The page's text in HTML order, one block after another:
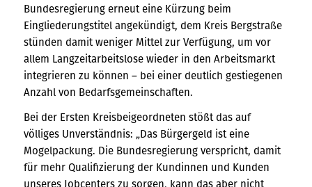
Bundesregierung erneut eine Kürzung beim
Eingliederungstitel angekündigt, dem Kreis Bergstraße
stünden damit weniger Mittel zur Verfügung, um vor
allem Langzeitarbeitslose wieder in den Arbeitsmarkt
integrieren zu können – bei einer deutlich gestiegenen
Anzahl von Bedarfsgemeinschaften.
Bei der Ersten Kreisbeigeordneten stößt das auf
völliges Unverständnis: „Das Bürgergeld ist eine
Mogelpackung. Die Bundesregierung verspricht, damit
für mehr Qualifizierung der Kundinnen und Kunden
unseres Jobcenters zu sorgen, kann das aber nicht